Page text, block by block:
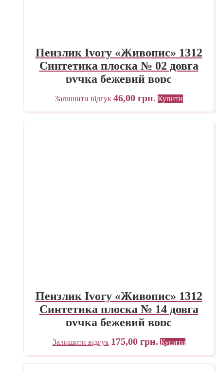
Пензлик Ivory «Живопис» 1312
Синтетика плоска № 02 довга
ручка бежевий ворс
Залишити відгук 46,00 грн. Купити
Пензлик Ivory «Живопис» 1312
Синтетика плоска № 14 довга
ручка бежевий ворс
Залишити відгук 175,00 грн. Купити